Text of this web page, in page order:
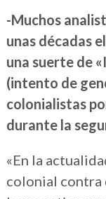
-Muchos
unas décadas
una suerte de
(intento de
colonialistas
durante la
«En la
colonial contra